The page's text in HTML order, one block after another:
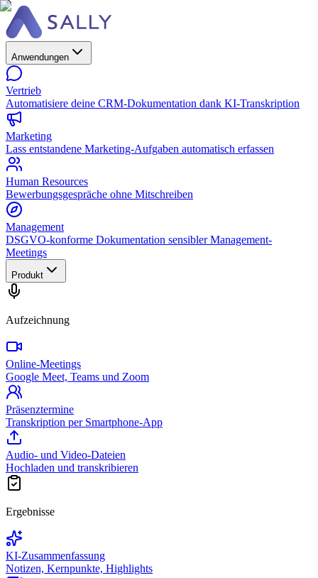
Anwendungen
Vertrieb
Automatisiere deine CRM-Dokumentation dank KI-Transkription
Marketing
Lass entstandene Marketing-Aufgaben automatisch erfassen
Human Resources
Bewerbungsgespräche ohne Mitschreiben
Management
DSGVO-konforme Dokumentation sensibler Management-
Meetings
Produkt
Aufzeichnung
Online-Meetings
Google Meet, Teams und Zoom
Präsenztermine
Transkription per Smartphone-App
Audio- und Video-Dateien
Hochladen und transkribieren
Ergebnisse
KI-Zusammenfassung
Notizen, Kernpunkte, Highlights